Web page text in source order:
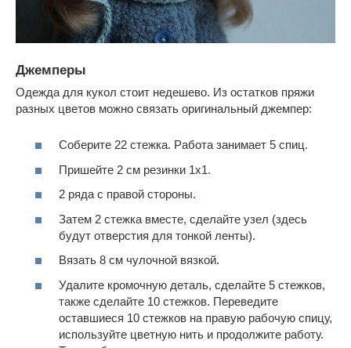
Джемперы
Одежда для кукол стоит недешево. Из остатков пряжи
разных цветов можно связать оригинальный джемпер:
Соберите 22 стежка. Работа занимает 5 спиц.
Пришейте 2 см резинки 1х1.
2 ряда с правой стороны.
Затем 2 стежка вместе, сделайте узел (здесь
будут отверстия для тонкой ленты).
Вязать 8 см чулочной вязкой.
Удалите кромочную деталь, сделайте 5 стежков,
также сделайте 10 стежков. Переведите
оставшиеся 10 стежков на правую рабочую спицу,
используйте цветную нить и продолжите работу.